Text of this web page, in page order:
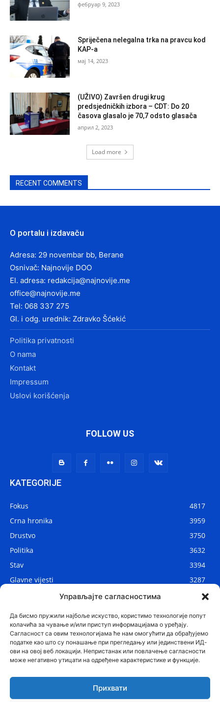
Управљајте сагласностима
Да бисмо пружили најбоље искуство, користимо технологије попут
колачића за чување и/или приступ информацијама о уређају.
Сагласност са овим технологијама ће нам омогућити да обрађујемо
податке као што су понашање при прегледању или јединствени ИД-
ови на овој веб локацији. Непристанак или повлачење сагласности
може негативно утицати на одређене карактеристике и функције.
Прихвати
фебруар 9, 2023
Spriječena nelegalna trka na pravcu kod
KAP-a
мај 14, 2023
(UŽIVO) Završen drugi krug
predsjedničkih izbora – CDT: Do 20
časova glasalo je 70,7 odsto glasača
април 2, 2023
Load more
RECENT COMMENTS
O portalu i izdavaču
Adresa: 29 novembar bb, Berane
Osnivač: Najnovije DOO
El. adresa: redakcija@najnovije.me
office@najnovije.me
Tel: 068 337 275
Gl. i odg. urednik: Zdravko Šćekić
Politika privatnosti
O nama
Kontakt
Impressum
Uslovi korišćenja
FOLLOW US
KATEGORIJE
Fokus
4817
Crna hronika
3959
Drustvo
3750
Politika
3632
Stav
3394
Glavne vijesti
3287
2910